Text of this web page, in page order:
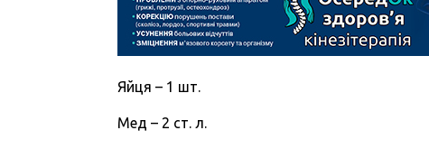
Яйця – 1 шт.
Мед – 2 ст. л.